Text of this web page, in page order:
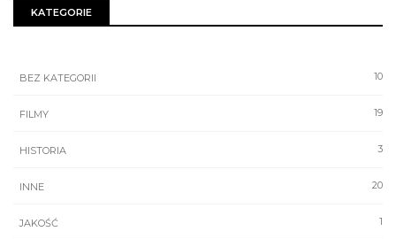
KATEGORIE
10
BEZ KATEGORII
19
FILMY
3
HISTORIA
20
INNE
1
JAKOŚĆ